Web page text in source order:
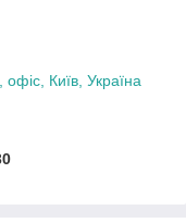
Київ, Україна